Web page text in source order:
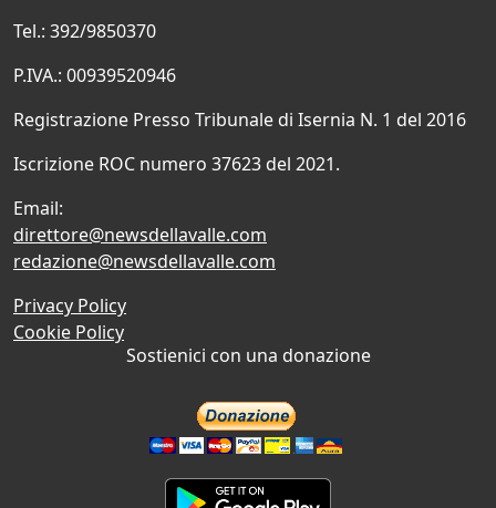
Tel.: 392/9850370
P.IVA.: 00939520946
Registrazione Presso Tribunale di Isernia N. 1 del 2016
Iscrizione ROC numero 37623 del 2021.
Email:
direttore@newsdellavalle.com
redazione@newsdellavalle.com
Privacy Policy
Cookie Policy
Sostienici con una donazione